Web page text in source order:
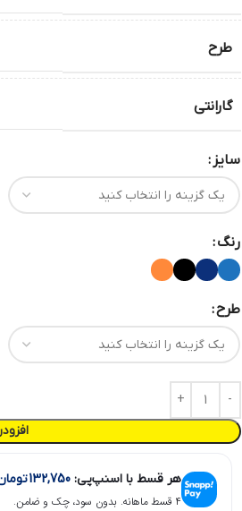
طرح
گارانتی
سایز
رنگ
طرح
هر قسط با اسنپ‌پی: 132,750
۴ قسط ماهانه. بدون سود، چک و ضامن.